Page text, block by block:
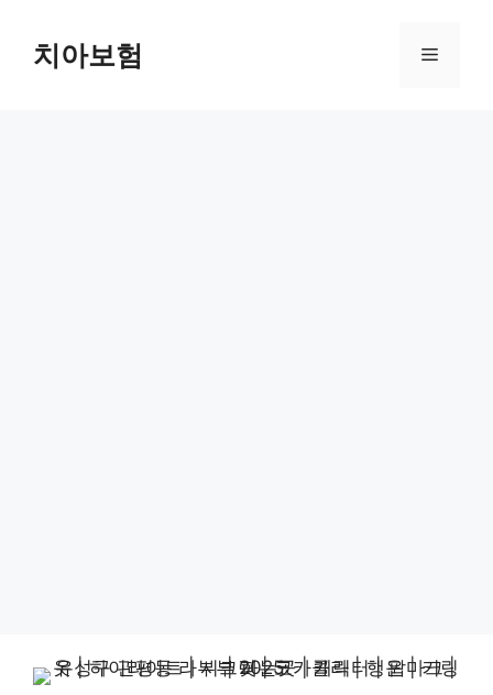
content치아보험 Menu